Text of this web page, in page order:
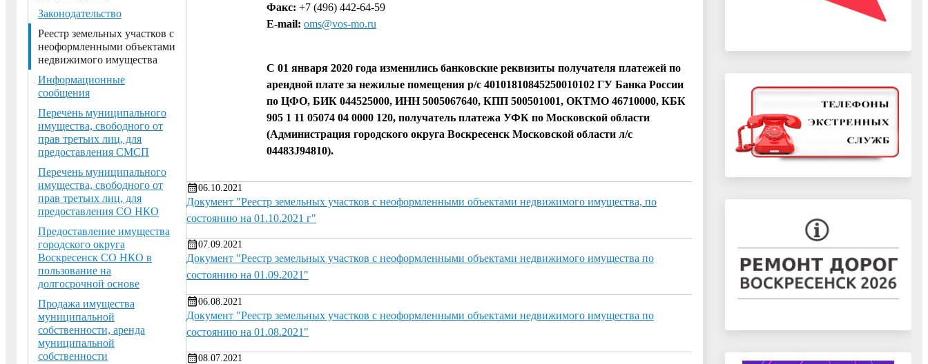
Законодательство
Реестр земельных участков с
неоформленными объектами
недвижимого имущества
Информационные
сообщения
Перечень муниципального
имущества, свободного от
прав третьих лиц, для
предоставления СМСП
Перечень муниципального
имущества, свободного от
прав третьих лиц, для
предоставления СО НКО
Предоставление имущества
городского округа
Воскресенск СО НКО в
пользование на
долгосрочной основе
Продажа имущества
муниципальной
собственности, аренда
муниципальной
собственности
Факс: +7 (496) 442-64-59
E-mail: oms@vos-mo.ru
С 01 января 2020 года изменились банковские реквизиты получателя платежей по
арендной плате за нежилые помещения р/с 40101810845250010102 ГУ Банка России
по ЦФО, БИК 044525000, ИНН 5005067640, КПП 500501001, ОКТМО 46710000, КБК
905 1 11 05074 04 0000 120, получатель платежа УФК по Московской области
(Администрация городского округа Воскресенск Московской области л/с
04483J94810).
06.10.2021
Документ "Реестр земельных участков с неоформленными объектами недвижимого имущества, по
состоянию на 01.10.2021 г"
07.09.2021
Документ "Реестр земельных участков с неоформленными объектами недвижимого имущества по
состоянию на 01.09.2021"
06.08.2021
Документ "Реестр земельных участков с неоформленными объектами недвижимого имущества по
состоянию на 01.08.2021"
08.07.2021